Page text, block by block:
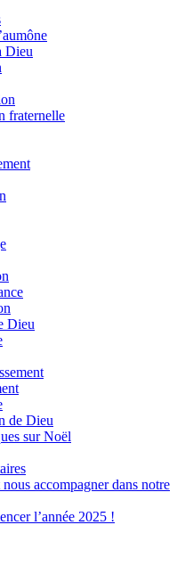
Dieu
fraternelle
Dieu
de Dieu
sur Noël
accompagner dans notre
l’année 2025 !